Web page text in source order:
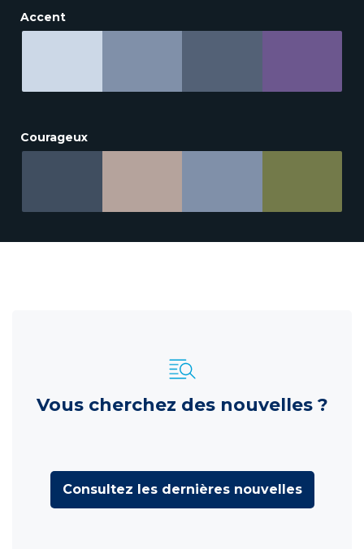
Accent
Courageux
Vous cherchez des nouvelles ?
Consultez les dernières nouvelles